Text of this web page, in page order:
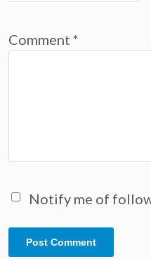
Comment *
Notify me of